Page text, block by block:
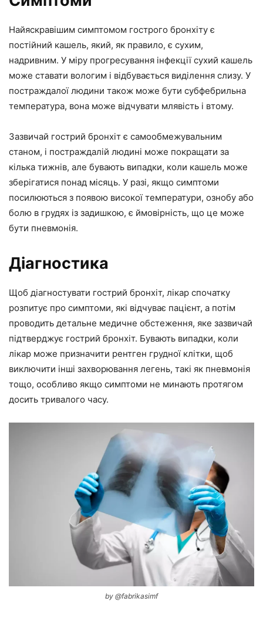
Найяскравішим симптомом гострого бронхіту є
постійний кашель, який, як правило, є сухим,
надривним. У міру прогресування інфекції сухий кашель
може ставати вологим і відбувається виділення слизу. У
постраждалої людини також може бути субфебрильна
температура, вона може відчувати млявість і втому.
Зазвичай гострий бронхіт є самообмежувальним
станом, і постраждалій людині може покращати за
кілька тижнів, але бувають випадки, коли кашель може
зберігатися понад місяць. У разі, якщо симптоми
посилюються з появою високої температури, ознобу або
болю в грудях із задишкою, є ймовірність, що це може
бути пневмонія.
Діагностика
Щоб діагностувати гострий бронхіт, лікар спочатку
розпитує про симптоми, які відчуває пацієнт, а потім
проводить детальне медичне обстеження, яке зазвичай
підтверджує гострий бронхіт. Бувають випадки, коли
лікар може призначити рентген грудної клітки, щоб
виключити інші захворювання легень, такі як пневмонія
тощо, особливо якщо симптоми не минають протягом
досить тривалого часу.
by @fabrikasimf